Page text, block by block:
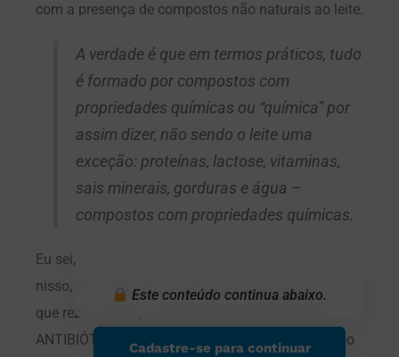
com a presença de compostos não naturais ao leite.
A verdade é que em termos práticos, tudo
é formado por compostos com
propriedades químicas ou “química” por
assim dizer, não sendo o leite uma
exceção: proteínas, lactose, vitaminas,
sais minerais, gorduras e água –
compostos com propriedades químicas.
Este conteúdo continua abaixo.
Cadastre-se para continuar
Eu sei, eu sei… Você não entrou aqui pensando
nisso, mas desculpe decepcioná-lo. Ao contrário do
que reza a lenda, o leite não tem naturalmente
ANTIBIÓTICOS, SODA CÁUSTICA, PERÓXIDO e não